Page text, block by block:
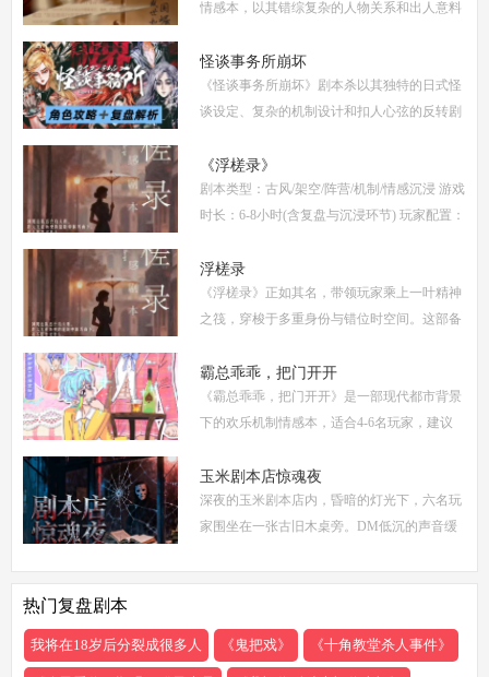
情感本，以其错综复杂的人物关系和出人意料
供全面的复盘解析，包括角色攻略、关键线索
解
怪谈事务所崩坏
《怪谈事务所崩坏》剧本杀以其独特的日式怪
谈设定、复杂的机制设计和扣人心弦的反转剧
复盘、体验测评、新本攻略、类型时间和玩家
点
《浮槎录》
剧本类型：古风/架空/阵营/机制/情感沉浸 游戏
时长：6-8小时(含复盘与沉浸环节) 玩家配置：
别选择以增强代入感) 适合玩家：适合喜爱深
度
浮槎录
《浮槎录》正如其名，带领玩家乘上一叶精神
之筏，穿梭于多重身份与错位时空间。这部备
精密的机制设计和深刻的人性探讨，在剧本杀
圈
霸总乖乖，把门开开
《霸总乖乖，把门开开》是一部现代都市背景
下的欢乐机制情感本，适合4-6名玩家，建议
争、家族恩怨与情感纠葛，以轻松幽默的笔触
描绘了一
玉米剧本店惊魂夜
深夜的玉米剧本店内，昏暗的灯光下，六名玩
家围坐在一张古旧木桌旁。DM低沉的声音缓
热门复盘剧本
我将在18岁后分裂成很多人 《鬼把戏》 《十角教堂杀人事件》